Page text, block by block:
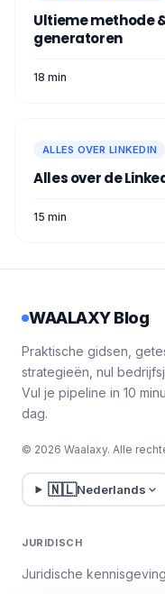
Ultieme methode
generatoren
18 min
ALLES OVER LINKEDIN
Alles over de
15 min
WAALAXY Blog
Praktische gidsen,
strategieën, nul
Vul je pipeline in 10
dag.
© 2026 Waalaxy. Alle
🇳🇱Nederlands
JURIDISCH
Juridische kennisgeving